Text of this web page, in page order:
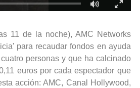
11 de la noche), AMC Networks
para recaudar fondos en ayuda
personas y que ha calcinado
euros por cada espectador que
acción: AMC, Canal Hollywood,